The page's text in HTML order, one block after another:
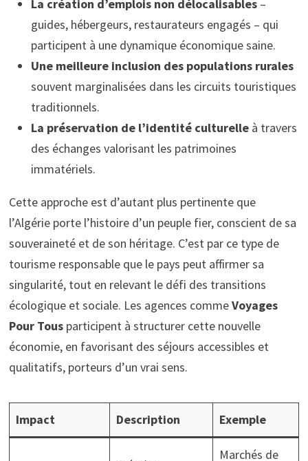
La création d’emplois non délocalisables–
guides, hébergeurs, restaurateurs engagés – qui
participent à une dynamique économique saine.
Une meilleure inclusion des populations rurales
souvent marginalisées dans les circuits touristiques
traditionnels.
La préservation de l’identité culturelleà travers
des échanges valorisant les patrimoines
immatériels.
Cette approche est d’autant plus pertinente que
l’Algérie porte l’histoire d’un peuple fier, conscient de sa
souveraineté et de son héritage. C’est par ce type de
tourisme responsable que le pays peut affirmer sa
singularité, tout en relevant le défi des transitions
écologique et sociale. Les agences commeVoyages
Pour Tousparticipent à structurer cette nouvelle
économie, en favorisant des séjours accessibles et
qualitatifs, porteurs d’un vrai sens.
Impact Description Exemple
Marchés de